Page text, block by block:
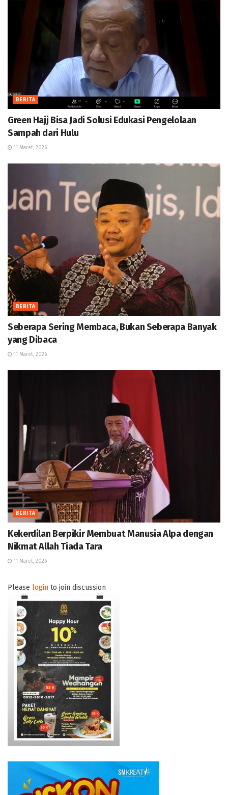
BERITA
Green Hajj Bisa Jadi Solusi Edukasi Pengelolaan
Sampah dari Hulu
11 Maret, 2026
BERITA
Seberapa Sering Membaca, Bukan Seberapa Banyak
yang Dibaca
11 Maret, 2026
BERITA
Kekerdilan Berpikir Membuat Manusia Alpa dengan
Nikmat Allah Tiada Tara
11 Maret, 2026
Please login to join discussion